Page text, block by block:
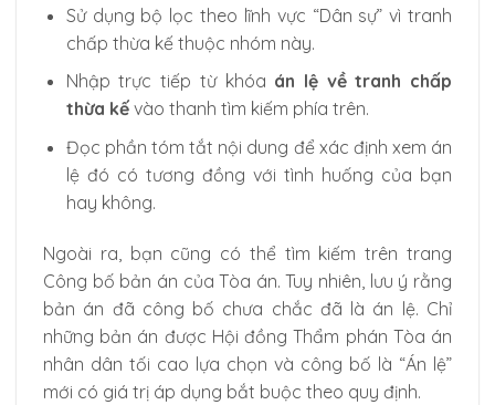
Sử dụng bộ lọc theo lĩnh vực “Dân sự” vì tranh
chấp thừa kế thuộc nhóm này.
Nhập trực tiếp từ khóa án lệ về tranh chấp
thừa kếvào thanh tìm kiếm phía trên.
Đọc phần tóm tắt nội dung để xác định xem án
lệ đó có tương đồng với tình huống của bạn
hay không.
Ngoài ra, bạn cũng có thể tìm kiếm trên trang
Công bố bản án của Tòa án. Tuy nhiên, lưu ý rằng
bản án đã công bố chưa chắc đã là án lệ. Chỉ
những bản án được Hội đồng Thẩm phán Tòa án
nhân dân tối cao lựa chọn và công bố là “Án lệ”
mới có giá trị áp dụng bắt buộc theo quy định.